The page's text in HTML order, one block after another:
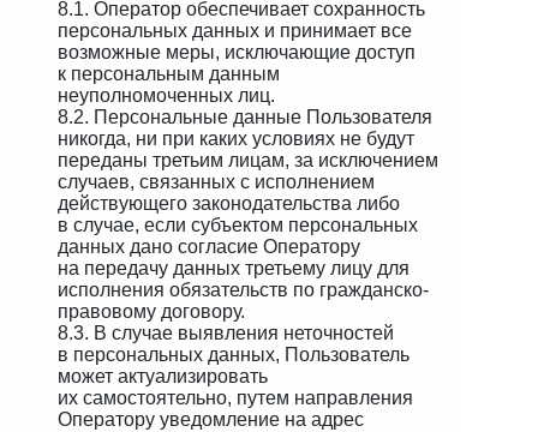
8.1. Оператор обеспечивает сохранность
персональных данных и принимает все
возможные меры, исключающие доступ
к персональным данным
неуполномоченных лиц.
8.2. Персональные данные Пользователя
никогда, ни при каких условиях не будут
переданы третьим лицам, за исключением
случаев, связанных с исполнением
действующего законодательства либо
в случае, если субъектом персональных
данных дано согласие Оператору
на передачу данных третьему лицу для
исполнения обязательств по гражданско-
правовому договору.
8.3. В случае выявления неточностей
в персональных данных, Пользователь
может актуализировать
их самостоятельно, путем направления
Оператору уведомление на адрес